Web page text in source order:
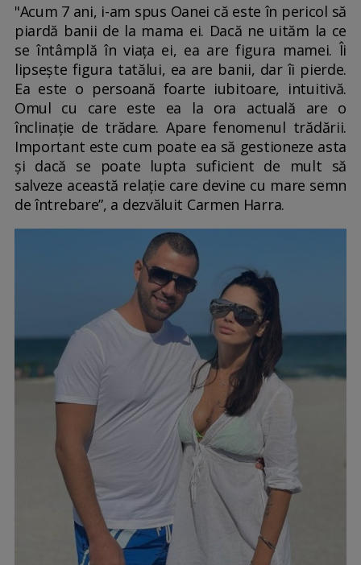
"Acum 7 ani, i-am spus Oanei că este în pericol să
piardă banii de la mama ei. Dacă ne uităm la ce
se întâmplă în viața ei, ea are figura mamei. Îi
lipsește figura tatălui, ea are banii, dar îi pierde.
Ea este o persoană foarte iubitoare, intuitivă.
Omul cu care este ea la ora actuală are o
înclinație de trădare. Apare fenomenul trădării.
Important este cum poate ea să gestioneze asta
și dacă se poate lupta suficient de mult să
salveze această relație care devine cu mare semn
de întrebare”, a dezvăluit Carmen Harra.